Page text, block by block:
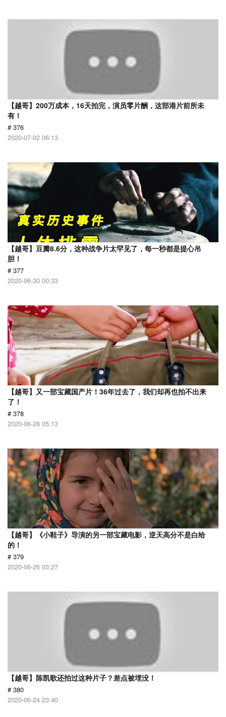
【越哥】200万成本，16天拍完，演员零片酬，这部港片前所未
有！
# 376
2020-07-02 06:13
【越哥】豆瓣8.6分，这种战争片太罕见了，每一秒都是提心吊
胆！
# 377
2020-06-30 00:33
【越哥】又一部宝藏国产片！36年过去了，我们却再也拍不出来
了！
# 378
2020-06-28 05:13
【越哥】《小鞋子》导演的另一部宝藏电影，逆天高分不是白给
的！
# 379
2020-06-26 03:27
【越哥】陈凯歌还拍过这种片子？差点被埋没！
# 380
2020-06-24 23:40